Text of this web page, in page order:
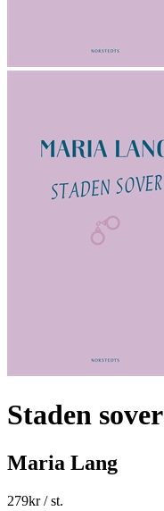
Staden sover
Maria Lang
279kr/ st.